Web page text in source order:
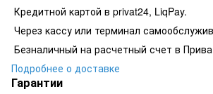
Кредитной картой в privat24, LiqPay.
​​​​Через кассу или терминал
​​​​Безналичный на расчетный счет в
Подробнее о доставке
Гарантии